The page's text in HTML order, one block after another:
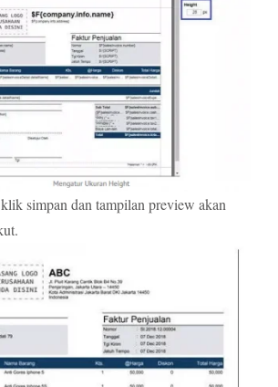
simpan dan tampilan preview akan